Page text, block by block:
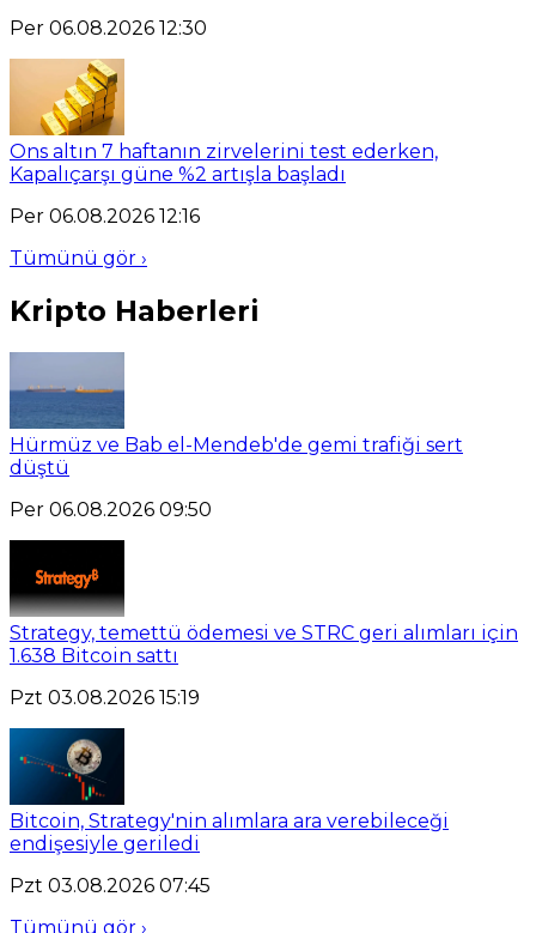
Per 06.08.2026 12:30
Ons altın 7 haftanın zirvelerini test ederken,
Kapalıçarşı güne %2 artışla başladı
Per 06.08.2026 12:16
Tümünü gör ›
Kripto Haberleri
Hürmüz ve Bab el-Mendeb'de gemi trafiği sert
düştü
Per 06.08.2026 09:50
Strategy, temettü ödemesi ve STRC geri alımları için
1.638 Bitcoin sattı
Pzt 03.08.2026 15:19
Bitcoin, Strategy'nin alımlara ara verebileceği
endişesiyle geriledi
Pzt 03.08.2026 07:45
Tümünü gör ›